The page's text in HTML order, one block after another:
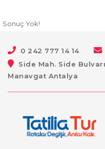
Sonuç Yok!
0 242 777 14 14
Side Mah. Side
Manavgat Antalya